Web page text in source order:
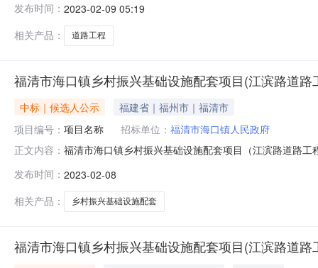
发布时间： 2023-02-09 05:19
相关产品：
道路工程
福清市海口镇乡村振兴基础设施配套项目(江滨路道
中标｜候选人公示
福建省｜福州市｜福清市
项目编号： 项目名称 招标单位： 福清市海口镇人民政府
正文内容： 福清市海口镇乡村振兴基础设施配套项目（江滨路道路
发布时间： 2023-02-08
相关产品：
乡村振兴基础设施配套
福清市海口镇乡村振兴基础设施配套项目(江滨路道